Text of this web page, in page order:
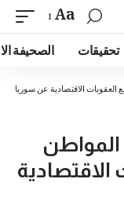
Aa
تحقيقات الصحيفة
الاقتصادية عن سوريا
الاقتصادية